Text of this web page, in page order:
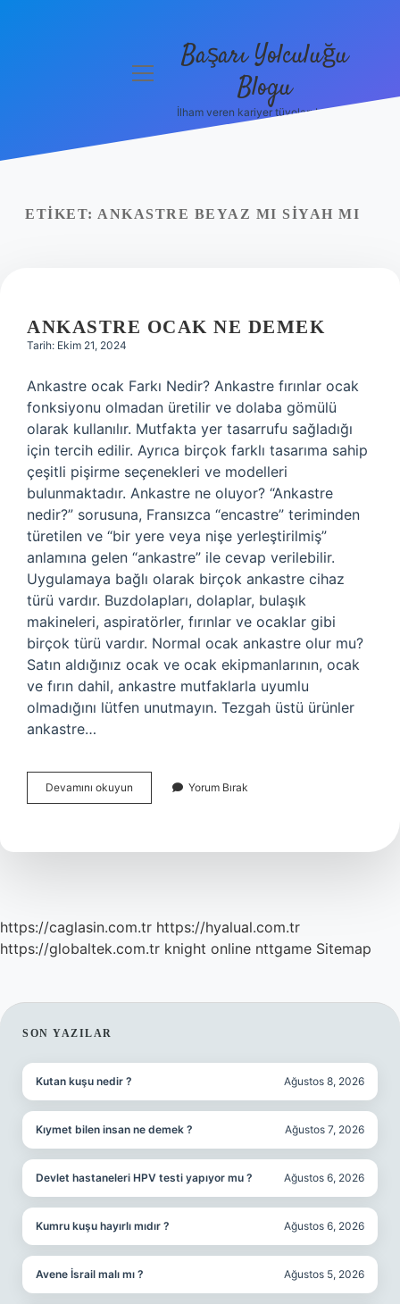
menüyüBaşarı Yolculuğu
Blogu
İlham veren kariyer tüyoları burada!
ETIKET: ANKASTRE BEYAZ MI SIYAH MI
ANKASTRE OCAK NE DEMEK
Tarih: Ekim 21, 2024
Ankastre ocak Farkı Nedir? Ankastre fırınlar ocak
fonksiyonu olmadan üretilir ve dolaba gömülü
olarak kullanılır. Mutfakta yer tasarrufu sağladığı
için tercih edilir. Ayrıca birçok farklı tasarıma sahip
çeşitli pişirme seçenekleri ve modelleri
bulunmaktadır. Ankastre ne oluyor? “Ankastre
nedir?” sorusuna, Fransızca “encastre” teriminden
türetilen ve “bir yere veya nişe yerleştirilmiş”
anlamına gelen “ankastre” ile cevap verilebilir.
Uygulamaya bağlı olarak birçok ankastre cihaz
türü vardır. Buzdolapları, dolaplar, bulaşık
makineleri, aspiratörler, fırınlar ve ocaklar gibi
birçok türü vardır. Normal ocak ankastre olur mu?
Satın aldığınız ocak ve ocak ekipmanlarının, ocak
ve fırın dahil, ankastre mutfaklarla uyumlu
olmadığını lütfen unutmayın. Tezgah üstü ürünler
ankastre…
Devamını okuyun Ankastre
Ocak
Yorum Bırak
https://caglasin.com.tr https://hyalual.com.tr
https://globaltek.com.tr knight online nttgame Sitemap
SIDEBAR
SON YAZILAR
Kutan kuşu nedir ? Ağustos 8, 2026
Kıymet bilen insan ne demek ? Ağustos 7, 2026
Devlet hastaneleri HPV testi yapıyor mu ? Ağustos 6, 2026
Kumru kuşu hayırlı mıdır ? Ağustos 6, 2026
Avene İsrail malı mı ? Ağustos 5, 2026